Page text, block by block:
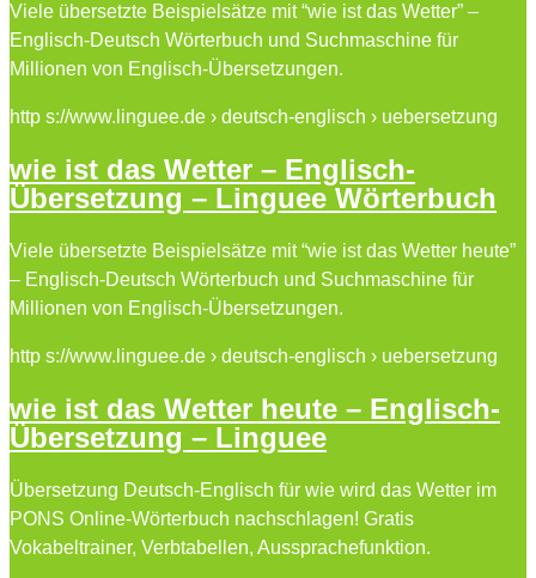
Viele übersetzte Beispielsätze mit “wie ist das Wetter” –
Englisch-Deutsch Wörterbuch und Suchmaschine für
Millionen von Englisch-Übersetzungen.
http s://www.linguee.de › deutsch-englisch › uebersetzung
wie ist das Wetter – Englisch-
Übersetzung – Linguee Wörterbuch
Viele übersetzte Beispielsätze mit “wie ist das Wetter heute”
– Englisch-Deutsch Wörterbuch und Suchmaschine für
Millionen von Englisch-Übersetzungen.
http s://www.linguee.de › deutsch-englisch › uebersetzung
wie ist das Wetter heute – Englisch-
Übersetzung – Linguee
Übersetzung Deutsch-Englisch für wie wird das Wetter im
PONS Online-Wörterbuch nachschlagen! Gratis
Vokabeltrainer, Verbtabellen, Aussprachefunktion.